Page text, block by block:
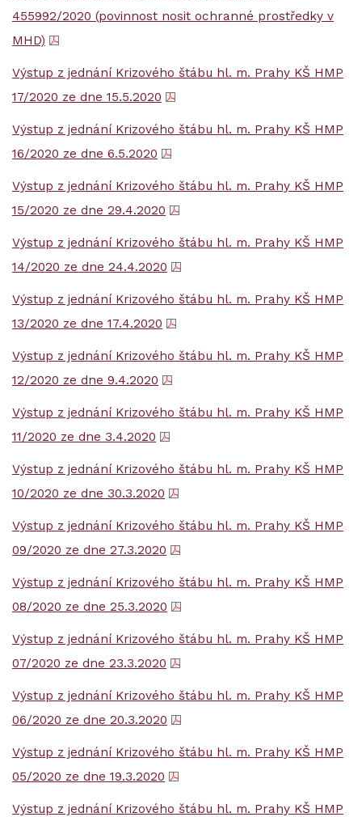
455992/2020 (povinnost nosit ochranné prostředky v
MHD)
Výstup z jednání Krizového štábu hl. m. Prahy KŠ HMP
17/2020 ze dne 15.5.2020
Výstup z jednání Krizového štábu hl. m. Prahy KŠ HMP
16/2020 ze dne 6.5.2020
Výstup z jednání Krizového štábu hl. m. Prahy KŠ HMP
15/2020 ze dne 29.4.2020
Výstup z jednání Krizového štábu hl. m. Prahy KŠ HMP
14/2020 ze dne 24.4.2020
Výstup z jednání Krizového štábu hl. m. Prahy KŠ HMP
13/2020 ze dne 17.4.2020
Výstup z jednání Krizového štábu hl. m. Prahy KŠ HMP
12/2020 ze dne 9.4.2020
Výstup z jednání Krizového štábu hl. m. Prahy KŠ HMP
11/2020 ze dne 3.4.2020
Výstup z jednání Krizového štábu hl. m. Prahy KŠ HMP
10/2020 ze dne 30.3.2020
Výstup z jednání Krizového štábu hl. m. Prahy KŠ HMP
09/2020 ze dne 27.3.2020
Výstup z jednání Krizového štábu hl. m. Prahy KŠ HMP
08/2020 ze dne 25.3.2020
Výstup z jednání Krizového štábu hl. m. Prahy KŠ HMP
07/2020 ze dne 23.3.2020
Výstup z jednání Krizového štábu hl. m. Prahy KŠ HMP
06/2020 ze dne 20.3.2020
Výstup z jednání Krizového štábu hl. m. Prahy KŠ HMP
05/2020 ze dne 19.3.2020
Výstup z jednání Krizového štábu hl. m. Prahy KŠ HMP